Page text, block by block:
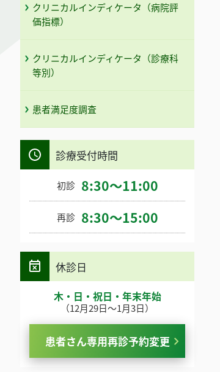
クリニカルインディケータ（病院評
価指標）
クリニカルインディケータ（診療科
等別）
患者満足度調査
診療受付時間
初診 8:30～11:00
再診 8:30～15:00
休診日
木・日・祝日・年末年始
（12月29日～1月3日）
患者さん専用再診予約変更